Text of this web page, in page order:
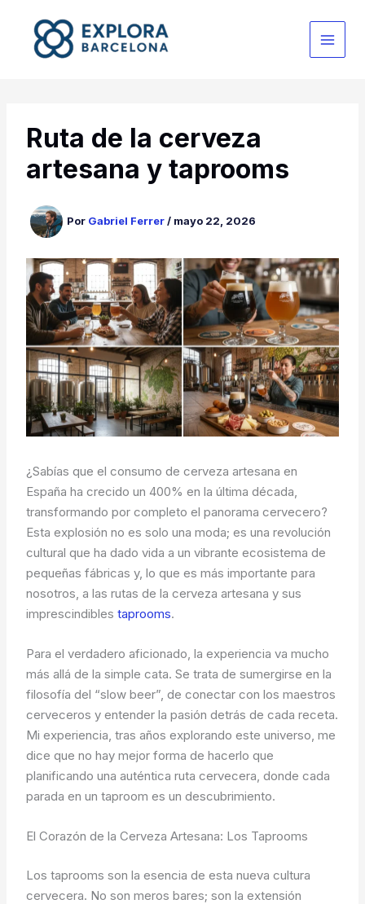
contenido
Ruta de la cerveza
artesana y taprooms
Por Gabriel Ferrer/ mayo 22, 2026
¿Sabías que el consumo de cerveza artesana en
España ha crecido un 400% en la última década,
transformando por completo el panorama cervecero?
Esta explosión no es solo una moda; es una revolución
cultural que ha dado vida a un vibrante ecosistema de
pequeñas fábricas y, lo que es más importante para
nosotros, a las rutas de la cerveza artesana y sus
imprescindiblestaprooms.
Para el verdadero aficionado, la experiencia va mucho
más allá de la simple cata. Se trata de sumergirse en la
filosofía del “slow beer”, de conectar con los maestros
cerveceros y entender la pasión detrás de cada receta.
Mi experiencia, tras años explorando este universo, me
dice que no hay mejor forma de hacerlo que
planificando una auténtica ruta cervecera, donde cada
parada en un taproom es un descubrimiento.
El Corazón de la Cerveza Artesana: Los Taprooms
Los taprooms son la esencia de esta nueva cultura
cervecera. No son meros bares; son la extensión